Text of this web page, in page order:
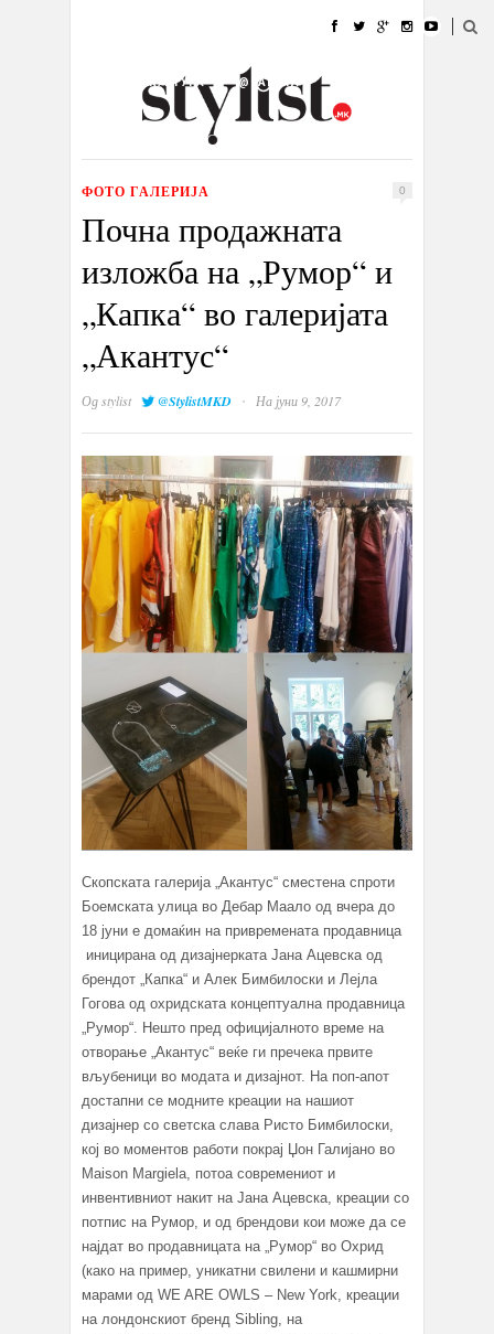
УБАВИНА
КУЛТУРА @РАБОТА
ИЗЛОГ
ФОТО ГАЛЕРИЈА 0
Почна продажната
изложба на „Румор“ и
„Капка“ во галеријата
„Акантус“
Одstylist @StylistMKD · На јуни 9, 2017
Скопската галерија „Акантус“ сместена спроти
Боемската улица во Дебар Маало од вчера до
18 јуни е домаќин на привремената продавница
иницирана од дизајнерката Јана Ацевска од
брендот „Капка“ и Алек Бимбилоски и Лејла
Гогова од охридската концептуална продавница
„Румор“. Нешто пред официјалното време на
отворање „Акантус“ веќе ги пречека првите
вљубеници во модата и дизајнот. На поп-апот
достапни се модните креации на нашиот
дизајнер со светска слава Ристо Бимбилоски,
кој во моментов работи покрај Џон Галијано во
Maison Margiela, потоа современиот и
инвентивниот накит на Јана Ацевска, креации со
потпис на Румор, и од брендови кои може да се
најдат во продавницата на „Румор“ во Охрид
(како на пример, уникатни свилени и кашмирни
марами од WE ARE OWLS – New York, креации
на лондонскиот бренд Sibling, на